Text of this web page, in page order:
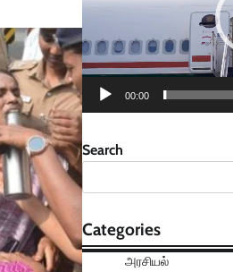
00:00
Search
Categories
அரசியல்